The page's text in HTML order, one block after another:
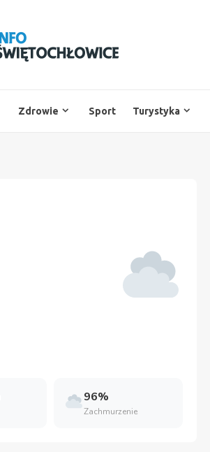
Zdrowie Sport Turystyka
96%
Zachmurzenie